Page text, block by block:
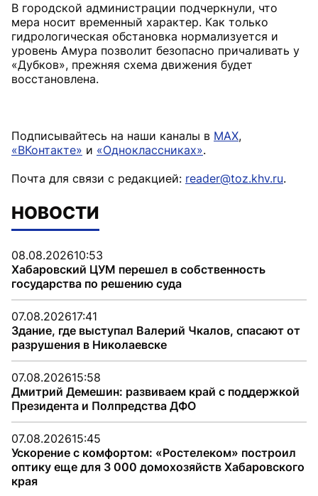
В городской администрации подчеркнули, что
мера носит временный характер. Как только
гидрологическая обстановка нормализуется и
уровень Амура позволит безопасно причаливать у
«Дубков», прежняя схема движения будет
восстановлена.
Подписывайтесь на наши каналы в MAX,
«ВКонтакте» и «Одноклассниках».
Почта для связи с редакцией: reader@toz.khv.ru.
НОВОСТИ
08.08.202610:53
Хабаровский ЦУМ перешел в собственность
государства по решению суда
07.08.202617:41
Здание, где выступал Валерий Чкалов, спасают от
разрушения в Николаевске
07.08.202615:58
Дмитрий Демешин: развиваем край с поддержкой
Президента и Полпредства ДФО
07.08.202615:45
Ускорение с комфортом: «Ростелеком» построил
оптику еще для 3 000 домохозяйств Хабаровского
края